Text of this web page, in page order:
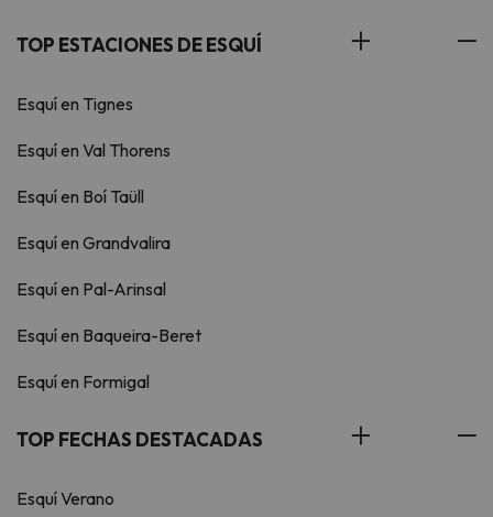
TOP ESTACIONES DE ESQUÍ
Esquí en Tignes
Esquí en Val Thorens
Esquí en Boí Taüll
Esquí en Grandvalira
Esquí en Pal-Arinsal
Esquí en Baqueira-Beret
Esquí en Formigal
TOP FECHAS DESTACADAS
Esquí Verano